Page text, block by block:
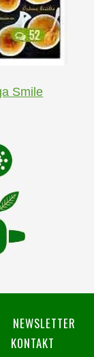
Smile
NEWSLETTER
KONTAKT